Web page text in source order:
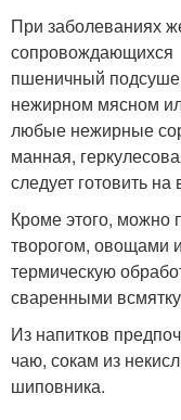
При заболеваниях
сопровождающихся
пшеничный
нежирном мясном
любые нежирные
манная,
следует готовить на
Кроме этого, можно
творогом, овощами
термическую
сваренными
Из напитков
чаю, сокам из
шиповника.